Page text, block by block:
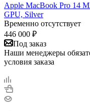
Apple MacBook Pro 14
GPU, Silver
Временно отсутствует
446 000 ₽
Под заказ
Наши менеджеры
условия заказа